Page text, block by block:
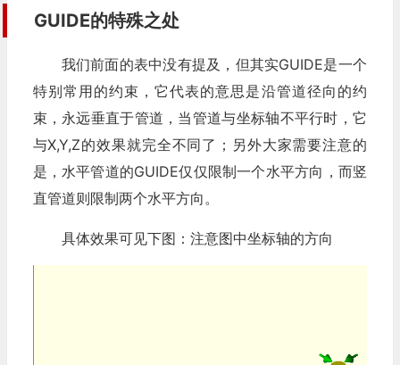
GUIDE的特殊之处
我们前面的表中没有提及，但其实GUIDE是一个
特别常用的约束，它代表的意思是沿管道径向的约
束，永远垂直于管道，当管道与坐标轴不平行时，它
与X,Y,Z的效果就完全不同了；另外大家需要注意的
是，水平管道的GUIDE仅仅限制一个水平方向，而竖
直管道则限制两个水平方向。
具体效果可见下图：注意图中坐标轴的方向